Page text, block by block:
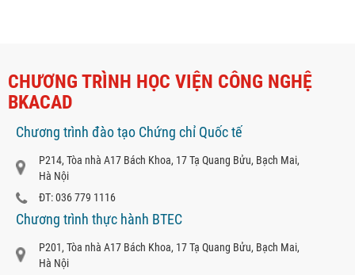
CHƯƠNG TRÌNH HỌC VIỆN CÔNG NGHỆ
BKACAD
Chương trình đào tạo Chứng chỉ Quốc tế
P214, Tòa nhà A17 Bách Khoa, 17 Tạ Quang Bửu, Bạch Mai,
Hà Nội
ĐT: 036 779 1116
Chương trình thực hành BTEC
P201, Tòa nhà A17 Bách Khoa, 17 Tạ Quang Bửu, Bạch Mai,
Hà Nội